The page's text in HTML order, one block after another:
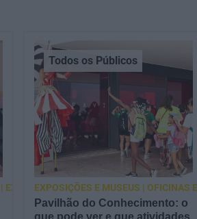
E MUSEUS | CONTOS E
Pavilhão do Conhecimento: o
que pode ver e que atividades
Todos os Públicos
EXPOSIÇÕES E MUSEUS | OFICINAS E